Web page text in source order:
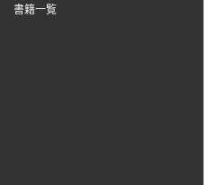
書籍一覧